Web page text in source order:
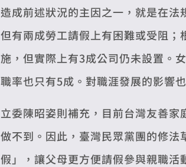
造成前述狀況的主因之一，就是在法
但有兩成勞工請假上有困難或受阻
施，但實際上有3成公司仍未設置。
職率也只有5成。對職涯發展的影響
立委陳昭姿則補充，目前台灣友善
做不到。因此，臺灣民眾黨團的修
假」，讓父母更方便請假參與親職